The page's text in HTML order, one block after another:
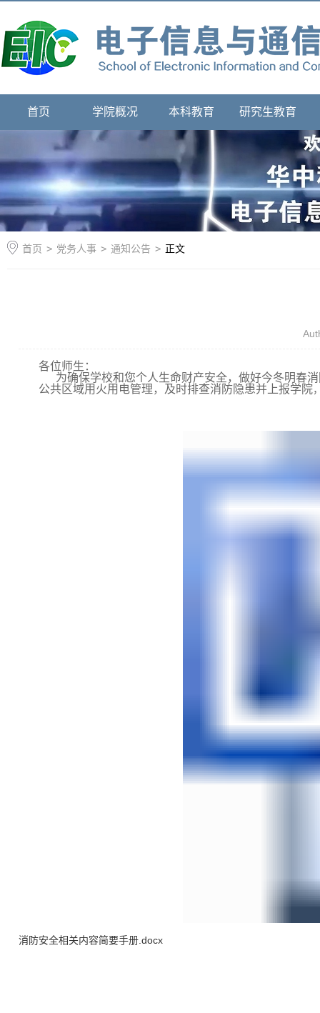
首页 学院概况 本科教育 研究生教育
首页 > 党务人事 > 通知公告 > 正文
各位师生：
为确保学校和您个人生命财产安全， 做好今冬明春
公共区域用火用电管理，及时排查消防隐患并上报学院
消防安全相关内容简要手册.docx